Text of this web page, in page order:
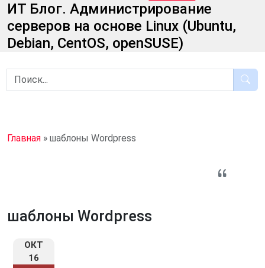
ИТ Блог. Администрирование
серверов на основе Linux (Ubuntu,
Debian, CentOS, openSUSE)
Главная » шаблоны Wordpress
шаблоны Wordpress
ОКТ
16